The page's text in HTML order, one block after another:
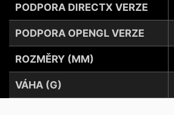
PODPORA DIRECTX VERZE
PODPORA OPENGL VERZE
ROZMĚRY (MM)
VÁHA (G)